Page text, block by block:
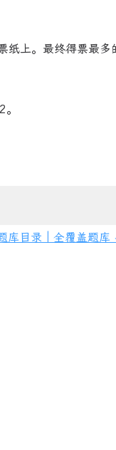
纸上。最终得票最多
库目录｜全覆盖题库